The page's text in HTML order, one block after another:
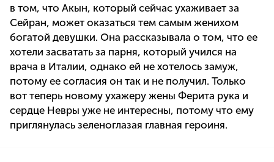
в том, что Акын, который сейчас ухаживает за
Сейран, может оказаться тем самым женихом
богатой девушки. Она рассказывала о том, что ее
хотели засватать за парня, который учился на
врача в Италии, однако ей не хотелось замуж,
потому ее согласия он так и не получил. Только
вот теперь новому ухажеру жены Ферита рука и
сердце Невры уже не интересны, потому что ему
приглянулась зеленоглазая главная героиня.